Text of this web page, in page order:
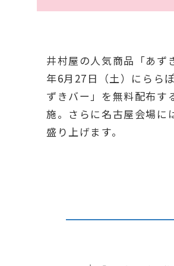
井村屋の人気商品「あず
年6月27日（土）にらら
ずきバー」を無料配布す
施。さらに名古屋会場に
盛り上げます。